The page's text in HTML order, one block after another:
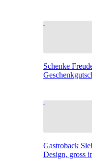
Schenke
Gastroback
Design, gross